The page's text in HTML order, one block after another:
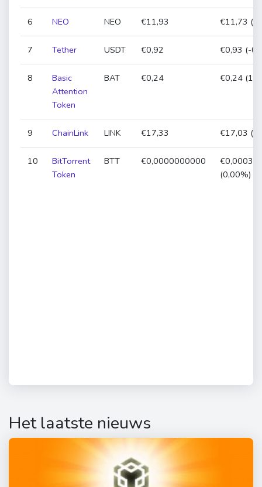
6 NEO NEO €11,93 €11,73
7 Tether USDT €0,92 €0,93 (-
8
Basic
Attention
Token
BAT €0,24 €0,24
9 ChainLink LINK €17,33 €17,03
10
BitTorrent
Token
BTT €0,0000000000
(0,00%)
Het laatste nieuws